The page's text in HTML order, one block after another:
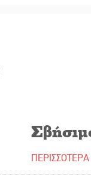
ΠΕΡΙΣΣΟΤΕΡΑ